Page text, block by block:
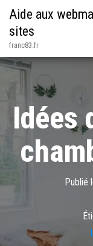
Aide aux
sites
franc83.fr
Idées
Publié